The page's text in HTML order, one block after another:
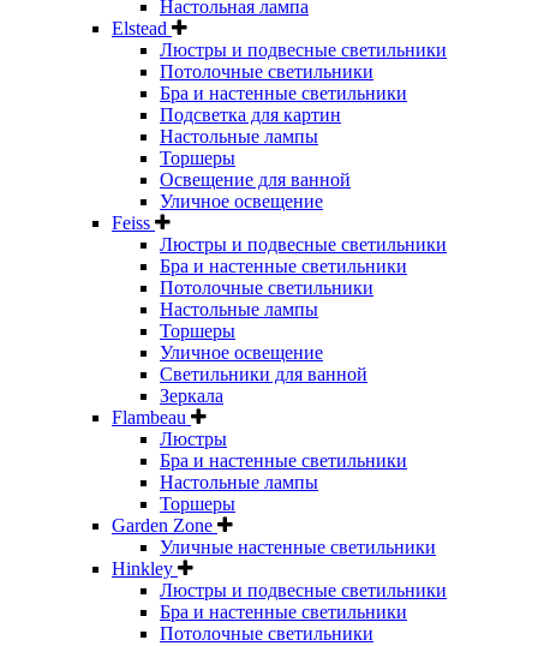
Настольная лампа
Elstead
Люстры и подвесные светильники
Потолочные светильники
Бра и настенные светильники
Подсветка для картин
Настольные лампы
Торшеры
Освещение для ванной
Уличное освещение
Feiss
Люстры и подвесные светильники
Бра и настенные светильники
Потолочные светильники
Настольные лампы
Торшеры
Уличное освещение
Светильники для ванной
Зеркала
Flambeau
Люстры
Бра и настенные светильники
Настольные лампы
Торшеры
Garden Zone
Уличные настенные светильники
Hinkley
Люстры и подвесные светильники
Бра и настенные светильники
Потолочные светильники